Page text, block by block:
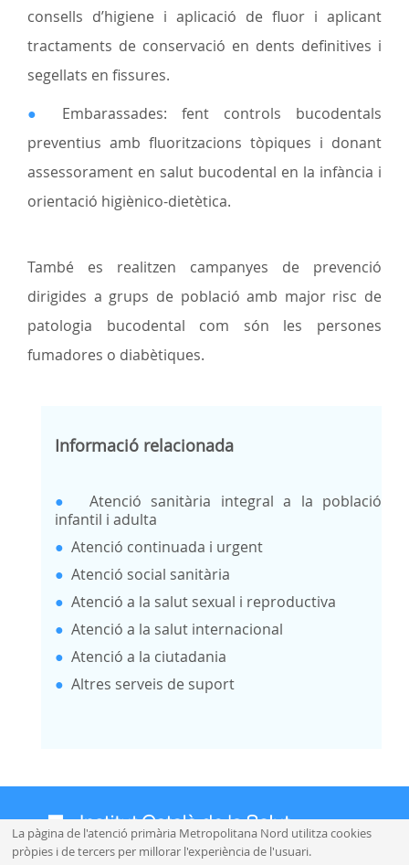
consells d’higiene i aplicació de fluor i aplicant
tractaments de conservació en dents definitives i
segellats en fissures.
● Embarassades: fent controls bucodentals
preventius amb fluoritzacions tòpiques i donant
assessorament en salut bucodental en la infància i
orientació higiènico-dietètica.
També es realitzen campanyes de prevenció
dirigides a grups de població amb major risc de
patologia bucodental com són les persones
fumadores o diabètiques.
Informació relacionada
● Atenció sanitària integral a la població
infantil i adulta
● Atenció continuada i urgent
● Atenció social sanitària
● Atenció a la salut sexual i reproductiva
● Atenció a la salut internacional
● Atenció a la ciutadania
● Altres serveis de suport
La pàgina de l'atenció primària Metropolitana Nord utilitza cookies
pròpies i de tercers per millorar l'experiència de l'usuari.